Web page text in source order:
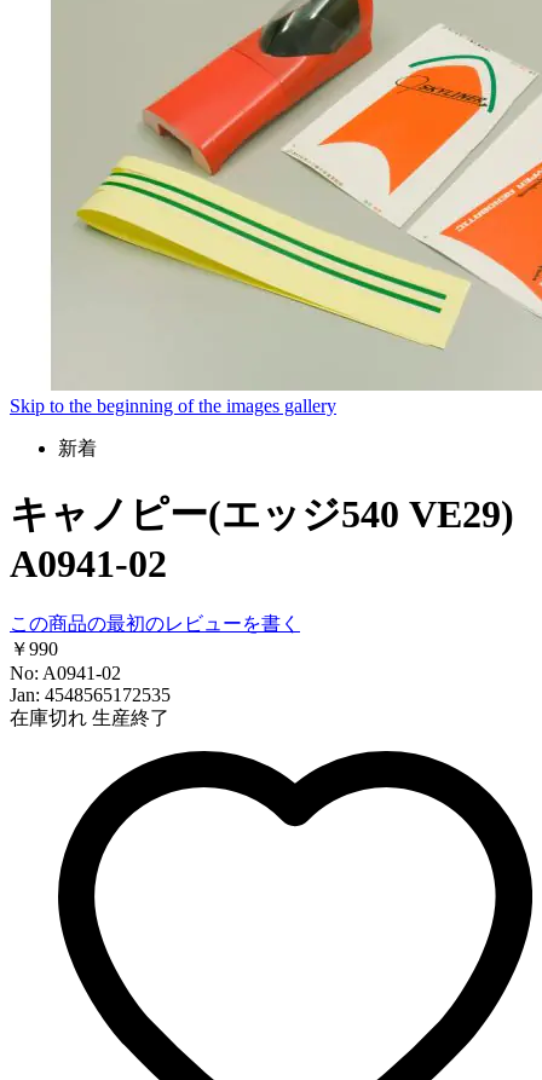
Skip to the beginning of the images gallery
新着
キャノピー(エッジ540 VE29)
A0941-02
この商品の最初のレビューを書く
￥990
No: A0941-02
Jan: 4548565172535
在庫切れ 生産終了